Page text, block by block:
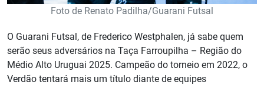
Foto de Renato Padilha/Guarani Futsal
O Guarani Futsal, de Frederico Westphalen, já sabe quem
serão seus adversários na Taça Farroupilha – Região do
Médio Alto Uruguai 2025. Campeão do torneio em 2022, o
Verdão tentará mais um título diante de equipes